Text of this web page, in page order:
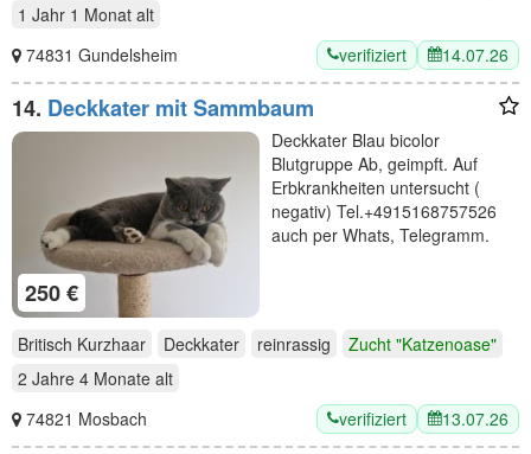
1 Jahr 1 Monat alt
74831 Gundelsheim
verifiziert 14.07.26
14. Deckkater mit Sammbaum
250 €
Deckkater Blau bicolor
Blutgruppe Ab, geimpft. Auf
Erbkrankheiten untersucht (
negativ) Tel.+4915168757526
auch per Whats, Telegramm.
Britisch Kurzhaar Deckkater reinrassig
Zucht "Katzenoase"
2 Jahre 4 Monate alt
74821 Mosbach
verifiziert 13.07.26